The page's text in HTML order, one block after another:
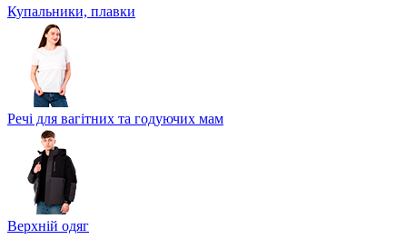
Купальники, плавки
Речі для вагітних та годуючих мам
Верхній одяг